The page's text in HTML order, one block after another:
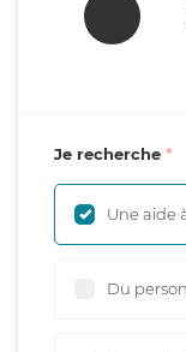
Je recherche
Une aide
Du